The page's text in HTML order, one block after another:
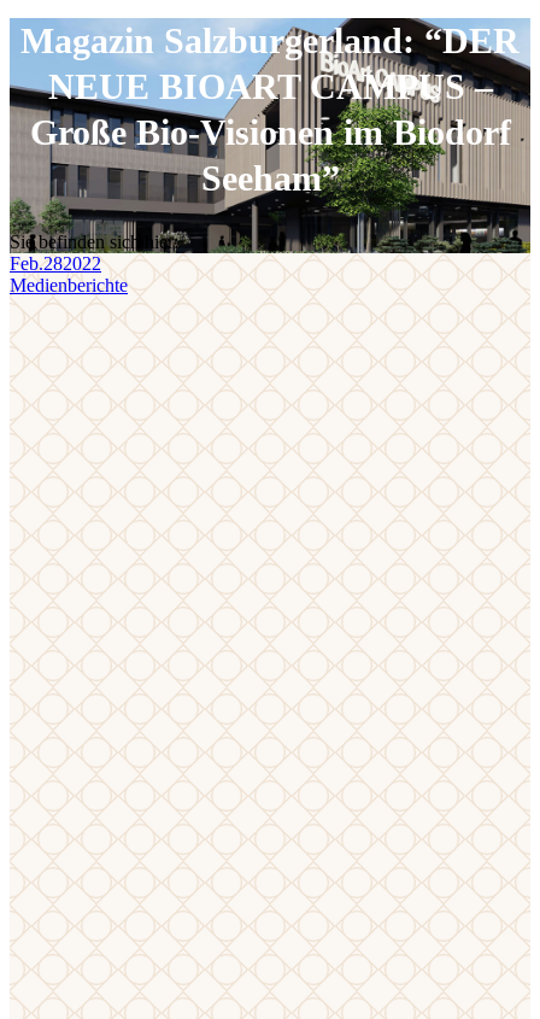
Magazin Salzburgerland: “DER
NEUE BIOART CAMPUS –
Große Bio-Visionen im Biodorf
Seeham”
Sie befinden sich hier:
Feb.282022
Medienberichte